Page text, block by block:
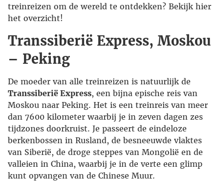
treinreizen om de wereld te ontdekken? Bekijk hier
het overzicht!
Transsiberië Express, Moskou
– Peking
De moeder van alle treinreizen is natuurlijk de
Transsiberië Express, een bijna epische reis van
Moskou naar Peking. Het is een treinreis van meer
dan 7600 kilometer waarbij je in zeven dagen zes
tijdzones doorkruist. Je passeert de eindeloze
berkenbossen in Rusland, de besneeuwde vlaktes
van Siberië, de droge steppes van Mongolië en de
valleien in China, waarbij je in de verte een glimp
kunt opvangen van de Chinese Muur.